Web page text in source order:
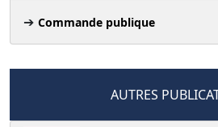
Commande publique
AUTRES